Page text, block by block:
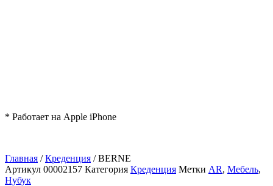
* Работает на Apple iPhone
Главная /Креденция / BERNE
Артикул 00002157 Категория Креденция Метки AR, Мебель,
Нубук